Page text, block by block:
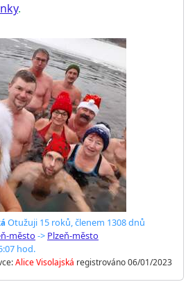
.
Otužuji 15 roků,členem 1308 dnů
město -> Plzeň-město
hod.
Alice Visolajská registrováno 06/01/2023